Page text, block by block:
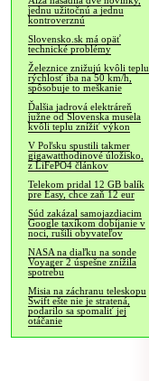
jednu užitočnú a jednu
kontroverznú
Slovensko.sk má opäť
technické problémy
Železnice znižujú kvôli teplu
rýchlosť iba na 50 km/h,
spôsobuje to meškanie
Ďalšia jadrová elektráreň
južne od Slovenska musela
kvôli teplu znížiť výkon
V Poľsku spustili takmer
gigawatthodinové úložisko,
z LiFePO4 článkov
Telekom pridal 12 GB balík
pre Easy, chce zaň 12 eur
Súd zakázal samojazdiacim
Google taxíkom dobíjanie v
noci, rušili obyvateľov
NASA na diaľku na sonde
Voyager 2 úspešne znížila
spotrebu
Misia na záchranu teleskopu
Swift ešte nie je stratená,
podarilo sa spomaliť jej
otáčanie